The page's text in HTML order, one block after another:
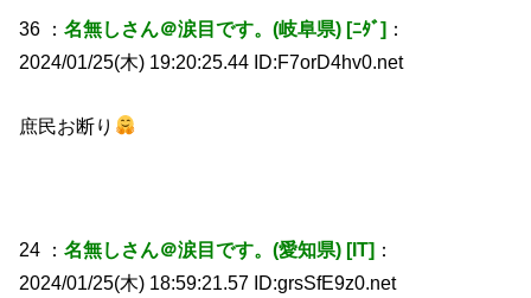
36 ：名無しさん＠涙目です。(岐阜県) [ﾆﾀﾞ] ：
2024/01/25(木) 19:20:25.44 ID:F7orD4hv0.net
庶民お断り
24 ：名無しさん＠涙目です。(愛知県) [IT] ：
2024/01/25(木) 18:59:21.57 ID:grsSfE9z0.net